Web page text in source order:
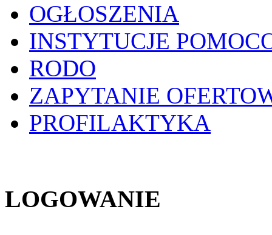
OGŁOSZENIA
INSTYTUCJE
RODO
ZAPYTANIE
PROFILAKTYKA
LOGOWANIE